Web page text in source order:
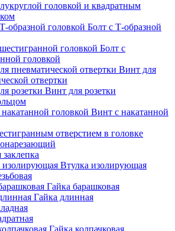
головкой и квадратным
Болт с Т-образной
Болт с
головкой
Винт для
отвертки
Винт для розетки
Винт с накатанной
отверстием в головке
Втулка изолирующая
Гайка барашковая
Гайка длинная
Гайка колпачковая